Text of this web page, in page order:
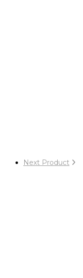
Next Product